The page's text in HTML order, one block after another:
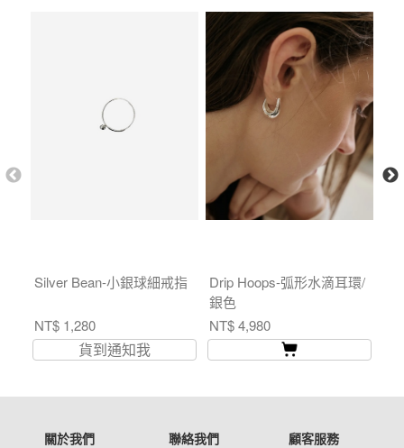
Silver Bean-小銀球細戒指
NT$ 1,280
貨到通知我
Drip Hoops-弧形水滴耳環/
銀色
NT$ 4,980
關於我們 聯絡我們 顧客服務